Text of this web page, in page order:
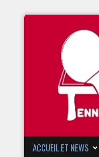
ACCUEIL ET NEWS